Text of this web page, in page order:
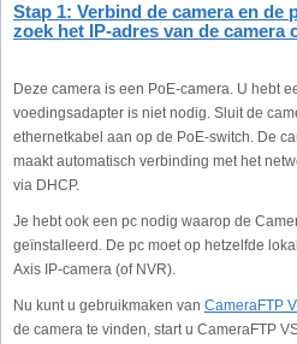
Stap 1: Verbind de camera en de
zoek het IP-adres van de camera
Deze camera is een PoE-camera. U hebt
voedingsadapter is niet nodig. Sluit de
ethernetkabel aan op de PoE-switch. De
maakt automatisch verbinding met het
via DHCP.
Je hebt ook een pc nodig waarop de
geïnstalleerd. De pc moet op hetzelfde
Axis IP-camera (of NVR).
Nu kunt u gebruikmaken van CameraFTP
de camera te vinden, start u CameraFTP